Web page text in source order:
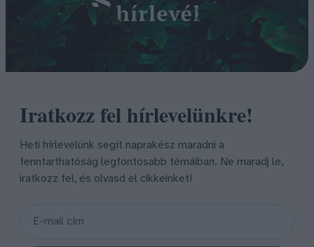
Iratkozz fel hírlevelünkre!
Heti hírlevelünk segít naprakész maradni a
fenntarthatóság legfontosabb témáiban. Ne maradj le,
iratkozz fel, és olvasd el cikkeinket!